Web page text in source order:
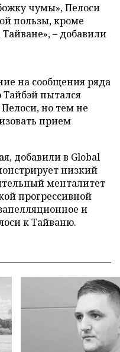
чумы», Пелоси
пользы, кроме
– добавили
на сообщения ряда
пытался
но тем не
прием
добавили в Global
низкий
менталитет
прогрессивной
и
к Тайваню.